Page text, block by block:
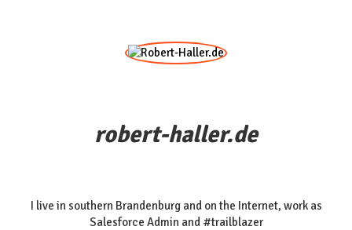
robert-haller.de
I live in southern Brandenburg and on the Internet, work as
Salesforce Admin and #trailblazer